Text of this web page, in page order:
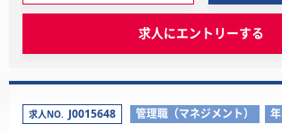
求人にエントリーする
求人NO. J0015648 管理職（マネジメント）